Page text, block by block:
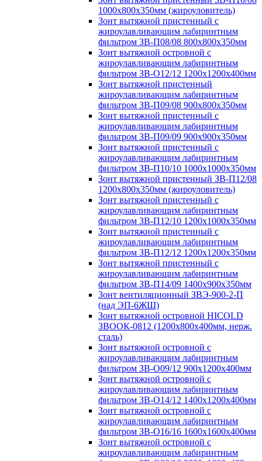
1000х800х350мм (жироуловитель)
Зонт вытяжной пристенный с
жироулавливающим лабиринтным
фильтром ЗВ-П08/08 800х800х350мм
Зонт вытяжной островной с
жироулавливающим лабиринтным
фильтром ЗВ-О12/12 1200х1200х400мм
Зонт вытяжной пристенный
жироулавливающим лабиринтным
фильтром ЗВ-П09/08 900х800х350мм
Зонт вытяжной пристенный с
жироулавливающим лабиринтным
фильтром ЗВ-П09/09 900х900х350мм
Зонт вытяжной пристенный с
жироулавливающим лабиринтным
фильтром ЗВ-П10/10 1000х1000х350мм
Зонт вытяжной пристенный ЗВ-П12/08
1200х800х350мм (жироуловитель)
Зонт вытяжной пристенный с
жироулавливающим лабиринтным
фильтром ЗВ-П12/10 1200х1000х350мм
Зонт вытяжной пристенный с
жироулавливающим лабиринтным
фильтром ЗВ-П12/12 1200х1200х350мм
Зонт вытяжной пристенный с
жироулавливающим лабиринтным
фильтром ЗВ-П14/09 1400х900х350мм
Зонт вентиляционный ЗВЭ-900-2-П
(над ЭП-6ЖШ)
Зонт вытяжной островной HICOLD
ЗВООК-0812 (1200х800x400мм, нерж.
сталь)
Зонт вытяжной островной с
жироулавливающим лабиринтным
фильтром ЗВ-О09/12 900х1200х400мм
Зонт вытяжной островной с
жироулавливающим лабиринтным
фильтром ЗВ-О14/12 1400х1200х400мм
Зонт вытяжной островной с
жироулавливающим лабиринтным
фильтром ЗВ-О16/16 1600х1600х400мм
Зонт вытяжной островной с
жироулавливающим лабиринтным